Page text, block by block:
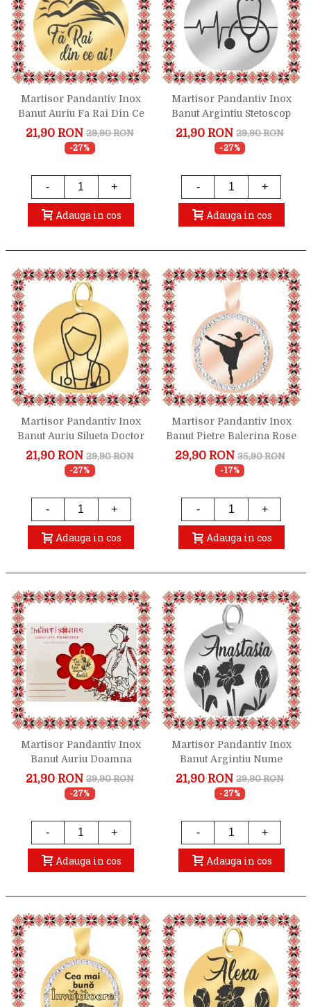
Martisor Pandantiv Inox
Banut Auriu Fa Rai Din Ce
Ai
21,90 RON 29,90 RON
-27%
- +
Adauga in cos
Martisor Pandantiv Inox
Banut Argintiu Stetoscop
Ritm Cardiac
21,90 RON 29,90 RON
-27%
- +
Adauga in cos
Martisor Pandantiv Inox
Banut Auriu Silueta Doctor
21,90 RON 29,90 RON
-27%
- +
Adauga in cos
Martisor Pandantiv Inox
Banut Pietre Balerina Rose
Gold
29,90 RON 35,90 RON
-17%
- +
Adauga in cos
Martisor Pandantiv Inox
Banut Auriu Doamna
Doctor
21,90 RON 29,90 RON
-27%
- +
Adauga in cos
Martisor Pandantiv Inox
Banut Argintiu Nume
Anastasia
21,90 RON 29,90 RON
-27%
- +
Adauga in cos